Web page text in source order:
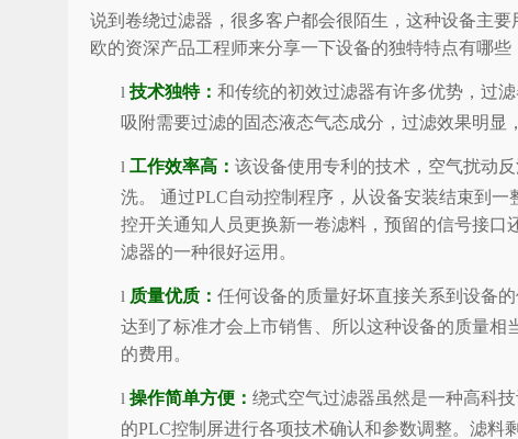
说到卷绕过滤器，很多客户都会很陌生，这种设备主
欧的资深产品工程师来分享一下设备的独特特点有哪
l 技术独特： 和传统的初效过滤器有许多优势，过
吸附需要过滤的固态液态气态成分，过滤效果明显
l 工作效率高： 该设备使用专利的技术，空气扰动
洗。 通过PLC自动控制程序，从设备安装结束到
控开关通知人员更换新一卷滤料，预留的信号接
滤器的一种很好运用。
l 质量优质： 任何设备的质量好坏直接关系到设备
达到了标准才会上市销售、所以这种设备的质量
的费用。
l 操作简单方便： 绕式空气过滤器虽然是一种高科
的PLC控制屏进行各项技术确认和参数调整。滤料